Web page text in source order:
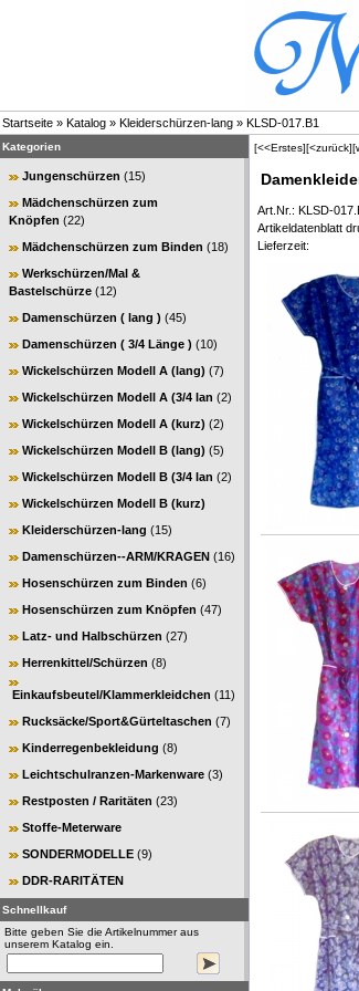
Startseite » Katalog » Kleiderschürzen-lang » KLSD-017.B1
Kategorien
Jungenschürzen (15)
Mädchenschürzen zum
Knöpfen (22)
Mädchenschürzen zum Binden (18)
Werkschürzen/Mal &
Bastelschürze (12)
Damenschürzen ( lang ) (45)
Damenschürzen ( 3/4 Länge ) (10)
Wickelschürzen Modell A (lang) (7)
Wickelschürzen Modell A (3/4 lan (2)
Wickelschürzen Modell A (kurz) (2)
Wickelschürzen Modell B (lang) (5)
Wickelschürzen Modell B (3/4 lan (2)
Wickelschürzen Modell B (kurz)
Kleiderschürzen-lang (15)
Damenschürzen--ARM/KRAGEN (16)
Hosenschürzen zum Binden (6)
Hosenschürzen zum Knöpfen (47)
Latz- und Halbschürzen (27)
Herrenkittel/Schürzen (8)
Einkaufsbeutel/Klammerkleidchen (11)
Rucksäcke/Sport&Gürteltaschen (7)
Kinderregenbekleidung (8)
Leichtschulranzen-Markenware (3)
Restposten / Raritäten (23)
Stoffe-Meterware
SONDERMODELLE (9)
DDR-RARITÄTEN
Schnellkauf
Bitte geben Sie die Artikelnummer aus
unserem Katalog ein.
[<<Erstes][<zurück]
Art.Nr.: KLSD-
Artikeldatenblatt
Lieferzeit: